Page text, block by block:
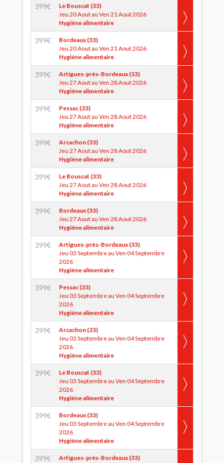
399€
Le Bouscat (33)
Jeu 20 Aout au Ven 21 Aout 2026
Hygiène alimentaire
399€
Bordeaux (33)
Jeu 20 Aout au Ven 21 Aout 2026
Hygiène alimentaire
399€
Artigues-près-Bordeaux (33)
Jeu 27 Aout au Ven 28 Aout 2026
Hygiène alimentaire
399€
Pessac (33)
Jeu 27 Aout au Ven 28 Aout 2026
Hygiène alimentaire
399€
Arcachon (33)
Jeu 27 Aout au Ven 28 Aout 2026
Hygiène alimentaire
399€
Le Bouscat (33)
Jeu 27 Aout au Ven 28 Aout 2026
Hygiène alimentaire
399€
Bordeaux (33)
Jeu 27 Aout au Ven 28 Aout 2026
Hygiène alimentaire
399€
Artigues-près-Bordeaux (33)
Jeu 03 Septembre au Ven 04 Septembre
2026
Hygiène alimentaire
399€
Pessac (33)
Jeu 03 Septembre au Ven 04 Septembre
2026
Hygiène alimentaire
399€
Arcachon (33)
Jeu 03 Septembre au Ven 04 Septembre
2026
Hygiène alimentaire
399€
Le Bouscat (33)
Jeu 03 Septembre au Ven 04 Septembre
2026
Hygiène alimentaire
399€
Bordeaux (33)
Jeu 03 Septembre au Ven 04 Septembre
2026
Hygiène alimentaire
399€
Artigues-près-Bordeaux (33)